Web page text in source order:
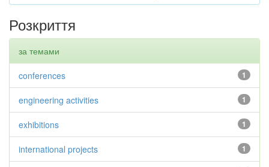
Розкриття
за темами
1
conferences
1
engineering activities
1
exhibitions
1
international projects